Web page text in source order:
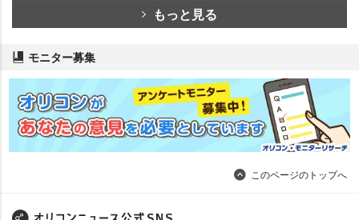
もっと見る
モニター募集
このページのトップへ